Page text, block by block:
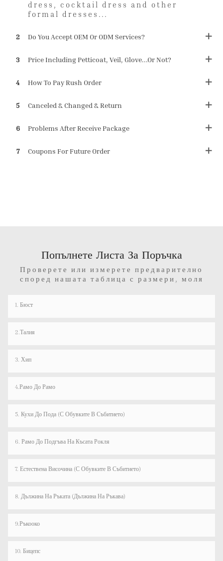
dress, cocktail dress and other
formal dresses...
2 Do You Accept OEM Or ODM Services?
3 Price Including Petticoat, Veil, Glove...or Not?
4 How To Pay Rush Order
5 Canceled & Changed & Return
6 Problems After Receive Package
7 Coupons For Future Order
Попълнете Листа За Поръчка
Проверете или измерете предварително
според нашата таблица с размери, моля
1. Бюст
2.Талия
3. Хип
4.рамо До Рамо
5. Кухи До Пода (с Обувките В Събитието)
6. Рамо До Подгъва На Късата Рокля
7. Естествена Височина (с Обувките В Събитието)
8. Дължина На Ръката (дължина На Ръкава)
9.Ръкооко
10. Бицепс